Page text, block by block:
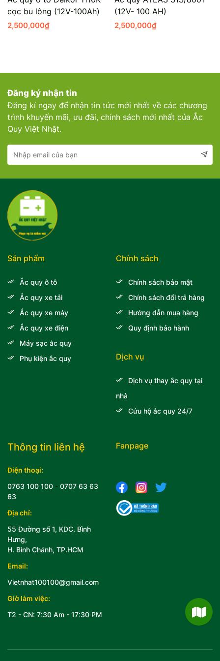
cọc bu lông (12V-100Ah)
2,500,000₫
(12V- 100 AH)
2,500,000₫
Đăng ký nhận tin
Đăng kí ngay để nhận tin tức mới nhất về các chương
trình khuyến mãi, ưu đãi, chính sách mới nhất của Ắc
Quy Việt Nhật.
Thông tin liên hệ
Điện thoại:
0763 100 100 - 0707 63 63
63
Địa chỉ:
55 Đường số 1, KDC. Bình
Hưng,
H. Bình Chánh, TP.HCM
Email:
Vietnhat100100@gmail.com
Giờ làm việc:
T2 - CN: 7:30 Am - 17:30 PM
Sản phẩm
Ắc quy ô tô
Ắc quy xe tải
Ắc quy xe máy
Ắc quy xe điện
Máy sạc ắc quy
Phụ kiện ắc quy
Chính sách
Chính sách bảo mật
Chính sách đổi trả hàng
Hướng dẫn mua hàng
Quy định bảo hành
Dịch vụ
Dịch vụ thay ắc quy tại
nhà
Cứu hộ ắc quy 24/7
Fanpage